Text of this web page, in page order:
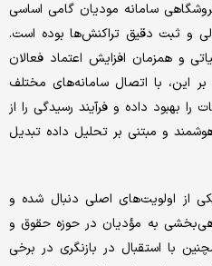
سامانه مودیان گامی اساسی
و ثبت دقیق تراکنش‌ها بوده است.
و همزمان افزایش اعتماد فعالان
این، با اتصال سامانه‌های مختلف
را بهبود داده و فرآیند رسیدگی را از
و مبتنی بر تحلیل داده تبدیل
از اولویت‌های اصلی دنبال شده و
به مؤدیان در حوزه حقوق و
با استقبال در بازنگری در برخی